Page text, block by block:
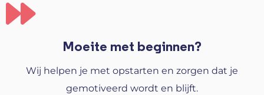
Moeite met beginnen?
Wij helpen je met opstarten en zorgen dat je
gemotiveerd wordt en blijft.